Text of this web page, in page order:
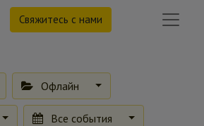
Свяжитесь с нами
Офлайн
Все события